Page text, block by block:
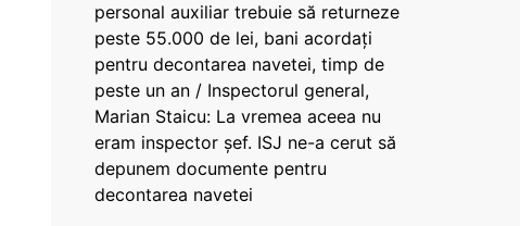
personal auxiliar trebuie să returneze
peste 55.000 de lei, bani acordați
pentru decontarea navetei, timp de
peste un an / Inspectorul general,
Marian Staicu: La vremea aceea nu
eram inspector șef. ISJ ne-a cerut să
depunem documente pentru
decontarea navetei